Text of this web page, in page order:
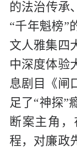
的法治传承
“千年魁榜”
文人雅集四
中深度体验
息剧目《闸
足了“神探”
断案主角
程，对廉政